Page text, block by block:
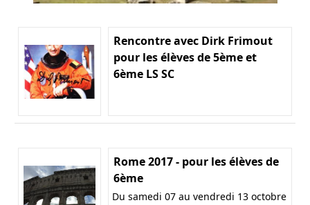
Rencontre avec Dirk Frimout
pour les élèves de 5ème et
6ème LS SC
Rome 2017 - pour les élèves de
6ème
Du samedi 07 au vendredi 13 octobre